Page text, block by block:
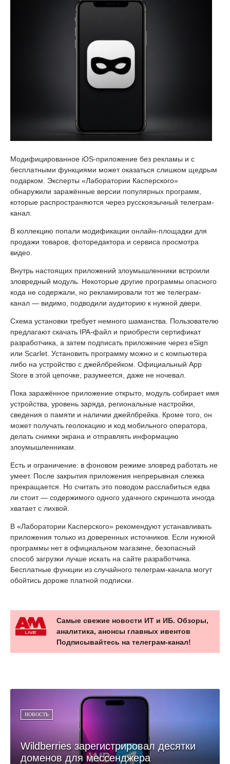
Модифицированное iOS-приложение без рекламы и с
бесплатными функциями может оказаться слишком щедрым
подарком. Эксперты «Лаборатории Касперского»
обнаружили заражённые версии популярных программ,
которые распространяются через русскоязычный телеграм-
канал.
В коллекцию попали модификации онлайн-площадки для
продажи товаров, фоторедактора и сервиса просмотра
видео.
Внутрь настоящих приложений злоумышленники встроили
зловредный модуль. Некоторые другие программы опасного
кода не содержали, но рекламировали тот же телеграм-
канал — видимо, подводили аудиторию к нужной двери.
Схема установки требует немного шаманства. Пользователю
предлагают скачать IPA-файл и приобрести сертификат
разработчика, а затем подписать приложение через eSign
или Scarlet. Установить программу можно и с компьютера
либо на устройство с джейлбрейком. Официальный App
Store в этой цепочке, разумеется, даже не ночевал.
Пока заражённое приложение открыто, модуль собирает имя
устройства, уровень заряда, региональные настройки,
сведения о памяти и наличии джейлбрейка. Кроме того, он
может получать геолокацию и код мобильного оператора,
делать снимки экрана и отправлять информацию
злоумышленникам.
Есть и ограничение: в фоновом режиме зловред работать не
умеет. После закрытия приложения непрерывная слежка
прекращается. Но считать это поводом расслабиться едва
ли стоит — содержимого одного удачного скриншота иногда
хватает с лихвой.
В «Лаборатории Касперского» рекомендуют устанавливать
приложения только из доверенных источников. Если нужной
программы нет в официальном магазине, безопасный
способ загрузки лучше искать на сайте разработчика.
Бесплатные функции из случайного телеграм-канала могут
обойтись дороже платной подписки.
Самые свежие новости ИТ и ИБ. Обзоры,
аналитика, анонсы главных ивентов
Подписывайтесь на телеграм-канал!
НОВОСТЬ
Wildberries зарегистрировал десятки
доменов для мессенджера